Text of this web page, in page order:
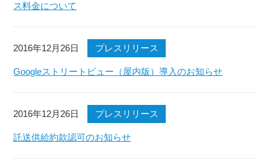
ス料金について
2016年12月26日 プレスリリース
Googleストリートビュー（屋内版）導入のお知らせ
2016年12月26日 プレスリリース
託送供給約款認可のお知らせ